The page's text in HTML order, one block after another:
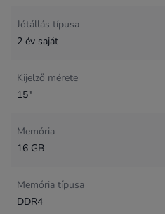
Jótállás típusa
2 év saját
Kijelző mérete
15"
Memória
16 GB
Memória típusa
DDR4